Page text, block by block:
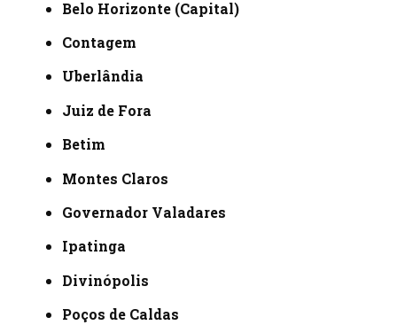
Belo Horizonte (Capital)
Contagem
Uberlândia
Juiz de Fora
Betim
Montes Claros
Governador Valadares
Ipatinga
Divinópolis
Poços de Caldas